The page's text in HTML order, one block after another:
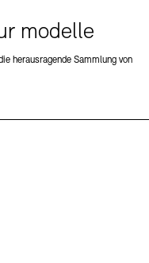
modelle
herausragende Sammlung von